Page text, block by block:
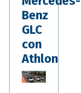
Benz
GLC
con
Athlon